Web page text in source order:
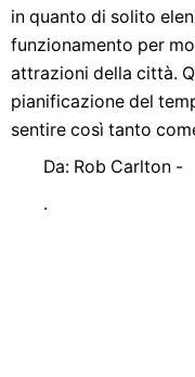
in quanto di solito
funzionamento per
attrazioni della città.
pianificazione del
sentire così tanto
Da: Rob Carlton -
.